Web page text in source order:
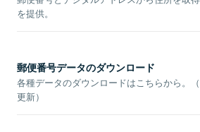
を提供。
郵便番号データのダウンロード
各種データのダウンロードはこちらから。
更新）